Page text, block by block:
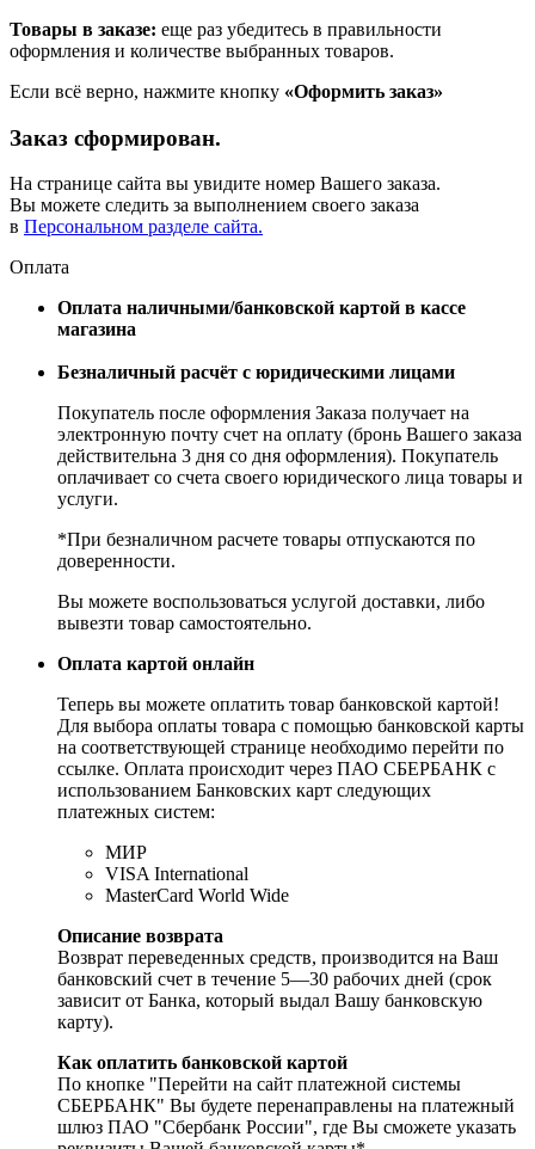
Товары в заказе: еще раз убедитесь в правильности
оформления и количестве выбранных товаров.
Если всё верно, нажмите кнопку «Оформить заказ»
Заказ сформирован.
На странице сайта вы увидите номер Вашего заказа.
Вы можете следить за выполнением своего заказа
в Персональном разделе сайта.
Оплата
Оплата наличными/банковской картой в кассе
магазина
Безналичный расчёт с юридическими лицами
Покупатель после оформления Заказа получает на
электронную почту счет на оплату (бронь Вашего заказа
действительна 3 дня со дня оформления). Покупатель
оплачивает со счета своего юридического лица товары и
услуги.
*При безналичном расчете товары отпускаются по
доверенности.
Вы можете воспользоваться услугой доставки, либо
вывезти товар самостоятельно.
Оплата картой онлайн
Теперь вы можете оплатить товар банковской картой!
Для выбора оплаты товара с помощью банковской карты
на соответствующей странице необходимо перейти по
ссылке. Оплата происходит через ПАО СБЕРБАНК с
использованием Банковских карт следующих
платежных систем:
МИР
VISA International
MasterCard World Wide
Описание возврата
Возврат переведенных средств, производится на Ваш
банковский счет в течение 5—30 рабочих дней (срок
зависит от Банка, который выдал Вашу банковскую
карту).
Как оплатить банковской картой
По кнопке "Перейти на сайт платежной системы
СБЕРБАНК" Вы будете перенаправлены на платежный
шлюз ПАО "Сбербанк России", где Вы сможете указать